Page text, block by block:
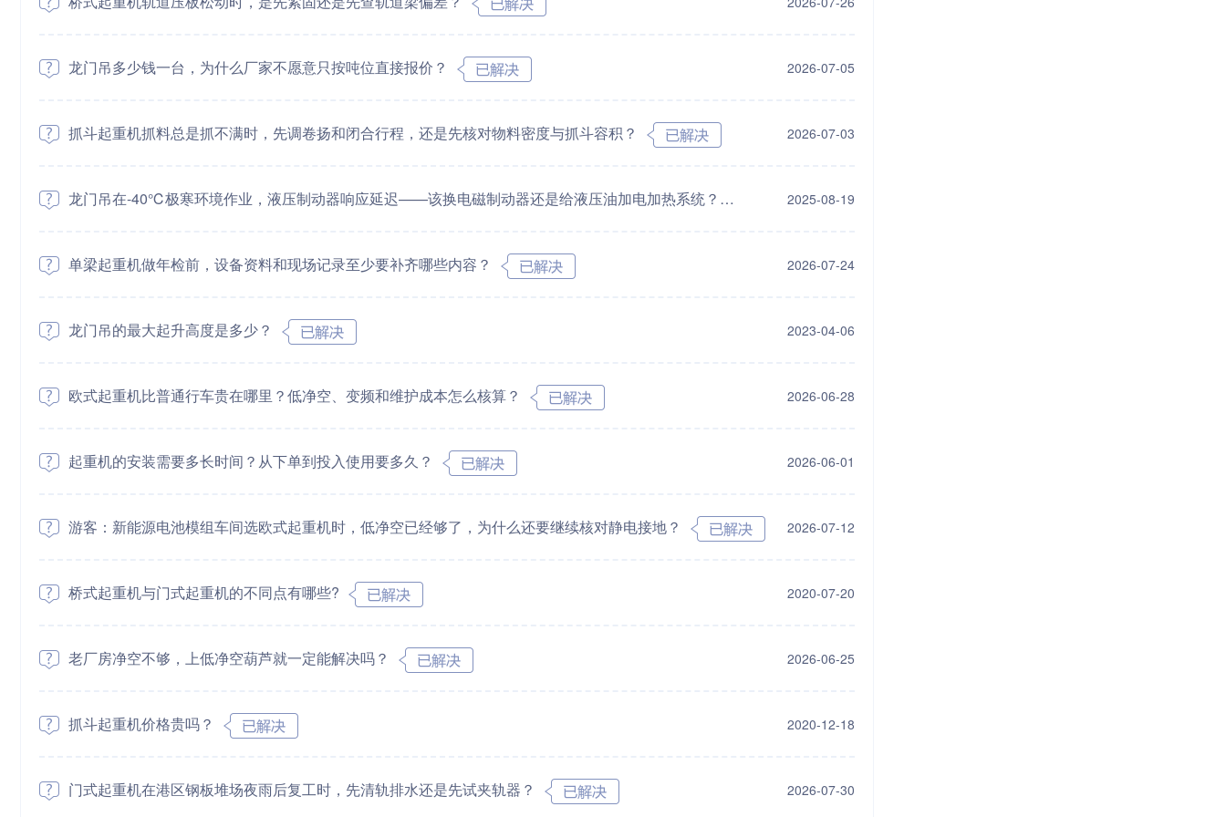
2026-07-05
龙门吊多少钱一台，为什么厂家不愿意只按吨位直接报价？
2026-07-03
抓斗起重机抓料总是抓不满时，先调卷扬和闭合行程，还是先核对物料密度与抓斗容积？
2025-08-19
龙门吊在-40℃极寒环境作业，液压制动器响应延迟——该换电磁制动器还是给液压油加电加热系统？
2026-07-24
单梁起重机做年检前，设备资料和现场记录至少要补齐哪些内容？
2023-04-06
龙门吊的最大起升高度是多少？
2026-06-28
欧式起重机比普通行车贵在哪里？低净空、变频和维护成本怎么核算？
2026-06-01
起重机的安装需要多长时间？从下单到投入使用要多久？
2026-07-12
游客：新能源电池模组车间选欧式起重机时，低净空已经够了，为什么还要继续核对静电接地？
2020-07-20
桥式起重机与门式起重机的不同点有哪些?
2026-06-25
老厂房净空不够，上低净空葫芦就一定能解决吗？
2020-12-18
抓斗起重机价格贵吗？
2026-07-30
门式起重机在港区钢板堆场夜雨后复工时，先清轨排水还是先试夹轨器？